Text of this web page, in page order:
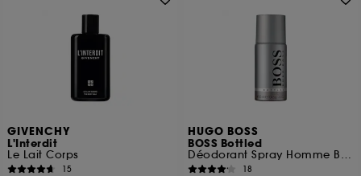
GIVENCHY
L'Interdit
Le Lait Corps
15
HUGO BOSS
BOSS Bottled
Déodorant Spray Homme Boisé et Oriental
18